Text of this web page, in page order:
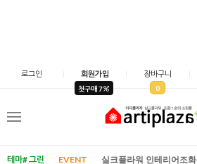
로그인 회원가입
첫구매 7
장바구니
0
메
테마# 그린 EVENT 실크플라워 인테리어조화